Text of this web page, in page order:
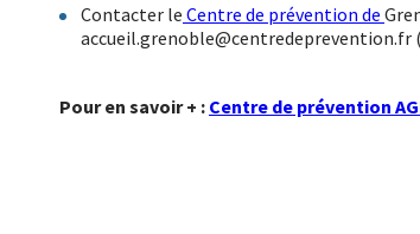
Contacter le Centre de prévention de
accueil.grenoble@centredeprevention.fr
Pour en savoir + : Centre de prévention